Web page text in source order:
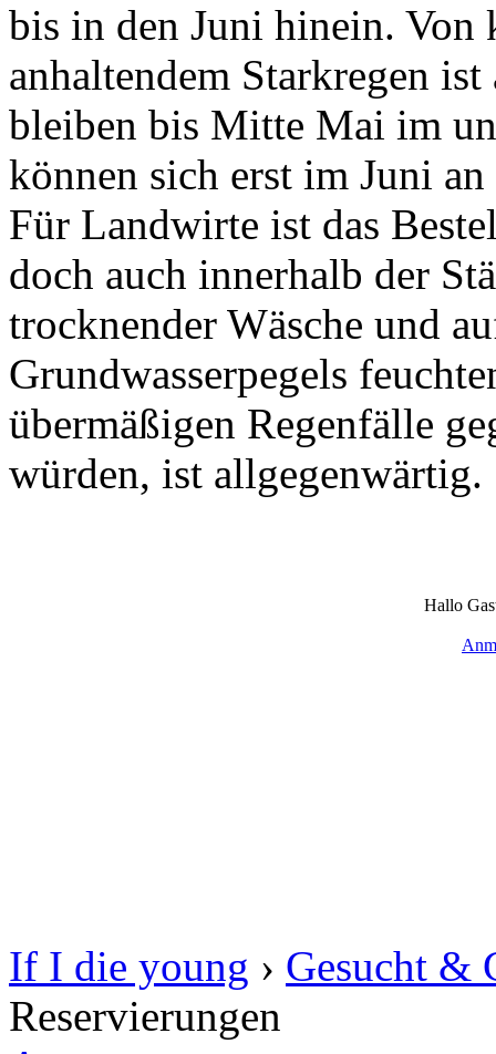
bis in den Juni hinein. Von
anhaltendem Starkregen
bleiben bis Mitte Mai im
können sich erst im Juni
Für Landwirte ist das
doch auch innerhalb der
trocknender Wäsche und
Grundwasserpegels
übermäßigen Regenfälle
würden, ist allgegenwärtig.
Hallo
If I die young › Gesucht &
Reservierungen